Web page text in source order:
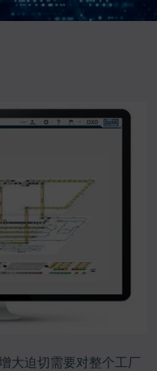
大迫切需要对整个工厂